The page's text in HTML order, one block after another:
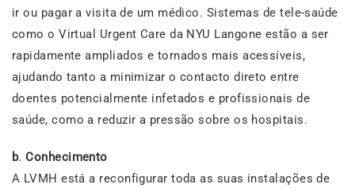
ir ou pagar a visita de um médico. Sistemas de tele-saúde
como o Virtual Urgent Care da NYU Langone estão a ser
rapidamente ampliados e tornados mais acessíveis,
ajudando tanto a minimizar o contacto direto entre
doentes potencialmente infetados e profissionais de
saúde, como a reduzir a pressão sobre os hospitais.
b.Conhecimento
A LVMH está a reconfigurar toda as suas instalações de